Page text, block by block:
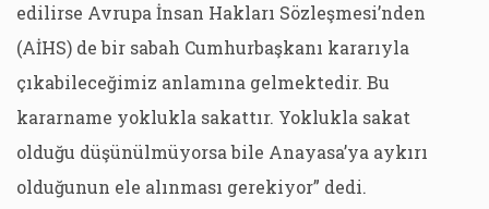
edilirse Avrupa İnsan Hakları Sözleşmesi’nden
(AİHS) de bir sabah Cumhurbaşkanı kararıyla
çıkabileceğimiz anlamına gelmektedir. Bu
kararname yoklukla sakattır. Yoklukla sakat
olduğu düşünülmüyorsa bile Anayasa’ya aykırı
olduğunun ele alınması gerekiyor” dedi.